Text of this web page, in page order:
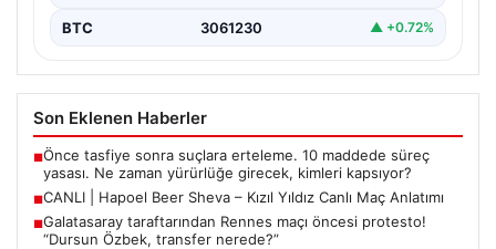
BTC 3061230 ▲ +0.72%
Son Eklenen Haberler
■Önce tasfiye sonra suçlara erteleme. 10 maddede süreç
yasası. Ne zaman yürürlüğe girecek, kimleri kapsıyor?
■CANLI | Hapoel Beer Sheva – Kızıl Yıldız Canlı Maç Anlatımı
■Galatasaray taraftarından Rennes maçı öncesi protesto!
“Dursun Özbek, transfer nerede?”